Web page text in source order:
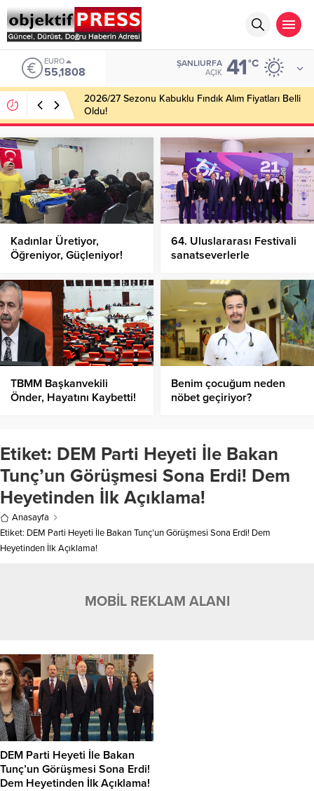
EURO
55,1808
ŞANLIURFA
AÇIK 41°C
2026/27 Sezonu Kabuklu Fındık Alım Fiyatları Belli
Oldu!
Kadınlar Üretiyor,
Öğreniyor, Güçleniyor!
64. Uluslararası Festivali
sanatseverlerle
TBMM Başkanvekili
Önder, Hayatını Kaybetti!
Benim çocuğum neden
nöbet geçiriyor?
Etiket: DEM Parti Heyeti İle Bakan
Tunç’un Görüşmesi Sona Erdi! Dem
Heyetinden İlk Açıklama!
Anasayfa
Etiket: DEM Parti Heyeti İle Bakan Tunç’un Görüşmesi Sona Erdi! Dem
Heyetinden İlk Açıklama!
MOBİL REKLAM ALANI
DEM Parti Heyeti İle Bakan
Tunç’un Görüşmesi Sona Erdi!
Dem Heyetinden İlk Açıklama!